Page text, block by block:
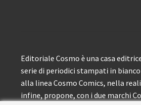
Editoriale Cosmo è una casa
serie di periodici stampati in
alla linea Cosmo Comics, nella
infine, propone, con i due marchi